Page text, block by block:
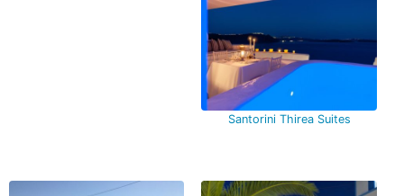
Santorini Thirea Suites